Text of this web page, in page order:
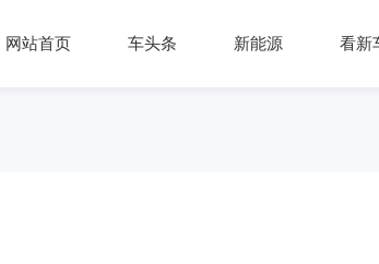
网站首页 车头条 新能源 看新